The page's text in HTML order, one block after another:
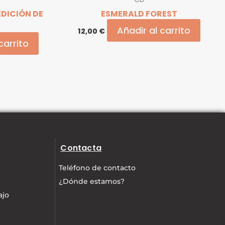
DE ESMERALD FOREST
12,00 € Añadir al carrito
Contacta
Teléfono de contacto
¿Dónde estamos?